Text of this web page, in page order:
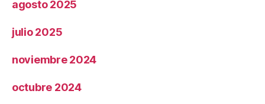
agosto 2025
julio 2025
noviembre 2024
octubre 2024